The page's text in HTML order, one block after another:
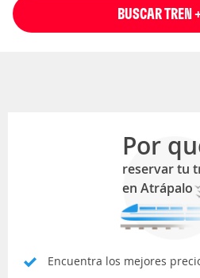
BUSCAR TREN
Por
reservar tu
en Atrápalo
Encuentra los mejores